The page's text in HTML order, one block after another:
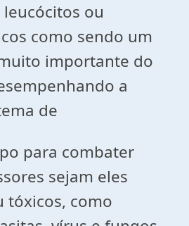
ou
como sendo um
importante do
a
de
para combater
sejam eles
tóxicos, como